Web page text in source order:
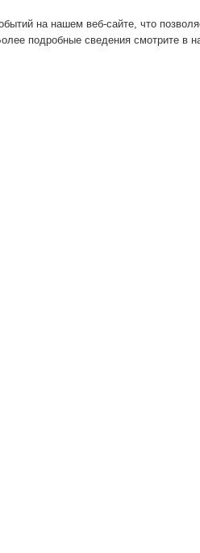
на нашем веб-сайте, что
подробные сведения смотрите в